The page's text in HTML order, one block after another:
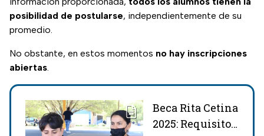
posibilidad de postularse, independientemente de su
promedio.
No obstante, en estos momentos no hay inscripciones
abiertas.
Beca Rita Cetina
2025: Requisito